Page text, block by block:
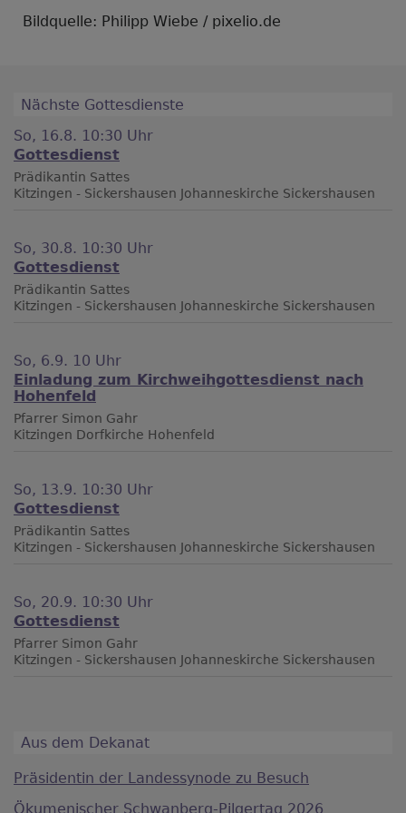
Bildquelle: Philipp Wiebe / pixelio.de
Nächste Gottesdienste
So, 16.8. 10:30 Uhr
Gottesdienst
Prädikantin Sattes
Kitzingen - Sickershausen Johanneskirche Sickershausen
So, 30.8. 10:30 Uhr
Gottesdienst
Prädikantin Sattes
Kitzingen - Sickershausen Johanneskirche Sickershausen
So, 6.9. 10 Uhr
Einladung zum Kirchweihgottesdienst nach
Hohenfeld
Pfarrer Simon Gahr
Kitzingen Dorfkirche Hohenfeld
So, 13.9. 10:30 Uhr
Gottesdienst
Prädikantin Sattes
Kitzingen - Sickershausen Johanneskirche Sickershausen
So, 20.9. 10:30 Uhr
Gottesdienst
Pfarrer Simon Gahr
Kitzingen - Sickershausen Johanneskirche Sickershausen
Aus dem Dekanat
Präsidentin der Landessynode zu Besuch
Ökumenischer Schwanberg-Pilgertag 2026